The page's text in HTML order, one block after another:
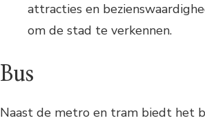
attracties en
om de stad te verkennen.
Bus
Naast de metro en tram biedt het